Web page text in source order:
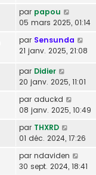
par papou
05 mars 2025, 01:14
par Sensunda
21 janv. 2025, 21:08
par Didier
20 janv. 2025, 11:01
par aduckd
08 janv. 2025, 10:49
par THXRD
01 déc. 2024, 17:26
par ndaviden
30 sept. 2024, 18:41